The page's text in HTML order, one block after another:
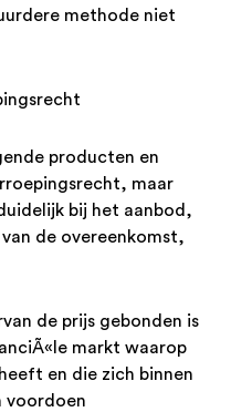
methode niet
producten en
maar
bij het aanbod,
de overeenkomst,
de prijs gebonden is
markt waarop
en die zich binnen
voordoen